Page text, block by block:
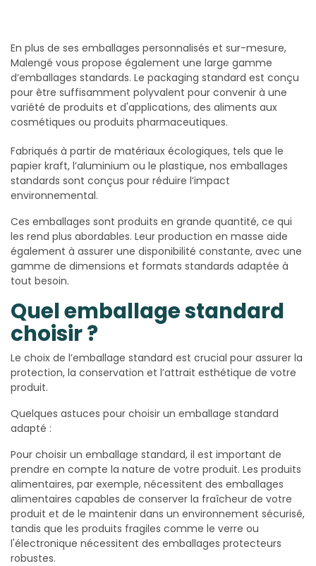
En plus de ses emballages personnalisés et sur-mesure,
Malengé vous propose également une large gamme
d’emballages standards. Le packaging standard est conçu
pour être suffisamment polyvalent pour convenir à une
variété de produits et d'applications, des aliments aux
cosmétiques ou produits pharmaceutiques.
Fabriqués à partir de matériaux écologiques, tels que le
papier kraft, l’aluminium ou le plastique, nos emballages
standards sont conçus pour réduire l’impact
environnemental.
Ces emballages sont produits en grande quantité, ce qui
les rend plus abordables. Leur production en masse aide
également à assurer une disponibilité constante, avec une
gamme de dimensions et formats standards adaptée à
tout besoin.
Quel emballage standard
choisir ?
Le choix de l’emballage standard est crucial pour assurer la
protection, la conservation et l’attrait esthétique de votre
produit.
Quelques astuces pour choisir un emballage standard
adapté :
Pour choisir un emballage standard, il est important de
prendre en compte la nature de votre produit. Les produits
alimentaires, par exemple, nécessitent des emballages
alimentaires capables de conserver la fraîcheur de votre
produit et de le maintenir dans un environnement sécurisé,
tandis que les produits fragiles comme le verre ou
l'électronique nécessitent des emballages protecteurs
robustes.